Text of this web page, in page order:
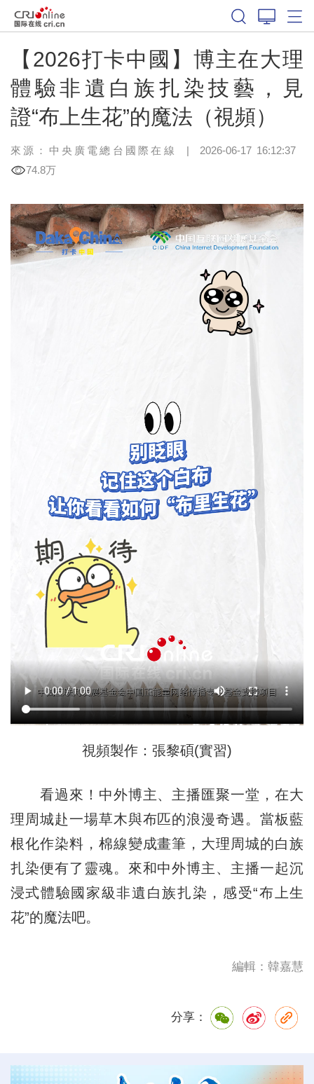
【2026打卡中國】博主在大理
體驗非遺白族扎染技藝，見
證“布上生花”的魔法（視頻）
來源：中央廣電總台國際在線 | 2026-06-17 16:12:37
74.8万
視頻製作：張黎碩(實習)
看過來！中外博主、主播匯聚一堂，在大
理周城赴一場草木與布匹的浪漫奇遇。當板藍
根化作染料，棉線變成畫筆，大理周城的白族
扎染便有了靈魂。來和中外博主、主播一起沉
浸式體驗國家級非遺白族扎染，感受“布上生
花”的魔法吧。
編輯：韓嘉慧
分享：